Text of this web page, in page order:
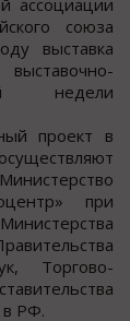
ассоциации
союза
выставка
недели
проект в
при
Торгово-
в РФ.